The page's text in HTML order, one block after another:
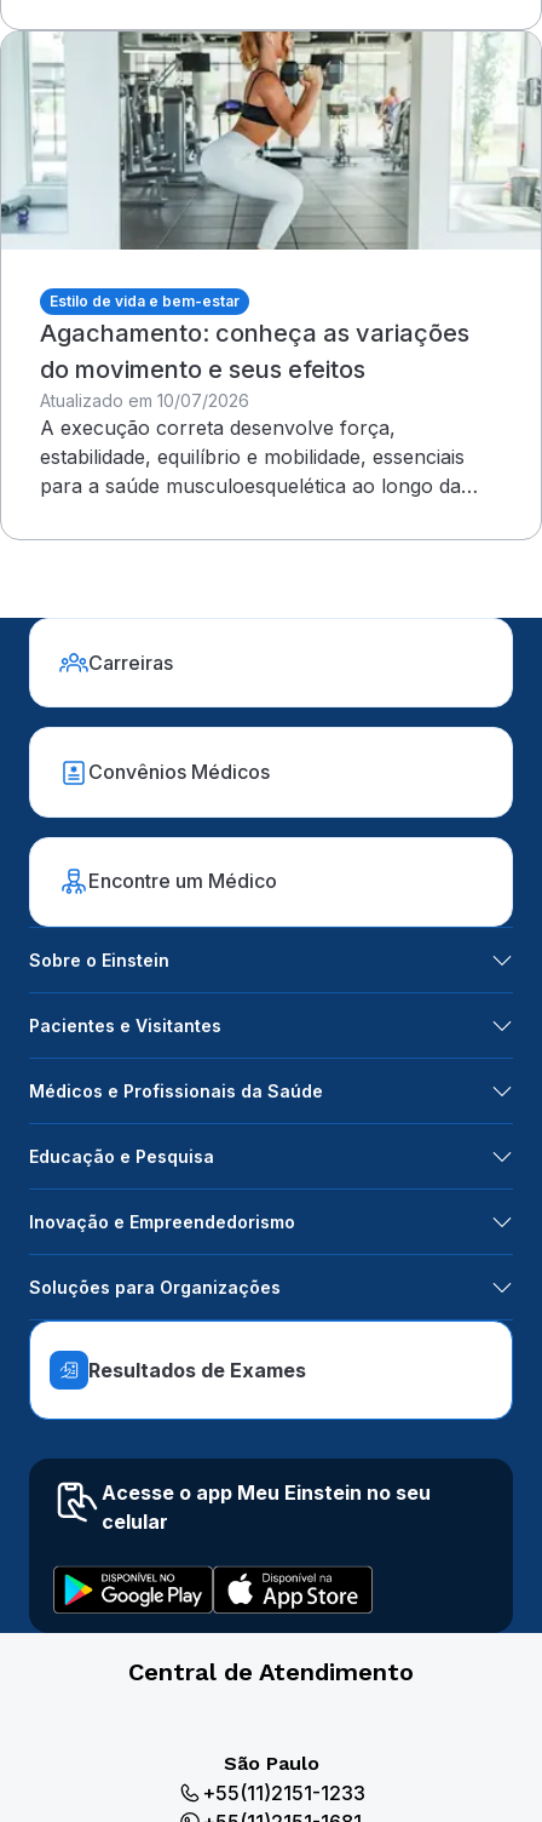
Estilo de vida e bem-estar
Agachamento: conheça as variações
do movimento e seus efeitos
Atualizado em 10/07/2026
A execução correta desenvolve força,
estabilidade, equilíbrio e mobilidade, essenciais
para a saúde musculoesquelética ao longo da
Carreiras
Convênios Médicos
Encontre um Médico
Sobre o Einstein
Pacientes e Visitantes
Médicos e Profissionais da Saúde
Educação e Pesquisa
Inovação e Empreendedorismo
Soluções para Organizações
Resultados de Exames
Acesse o app Meu Einstein no seu
celular
Central de Atendimento
São Paulo
+55(11)2151-1233